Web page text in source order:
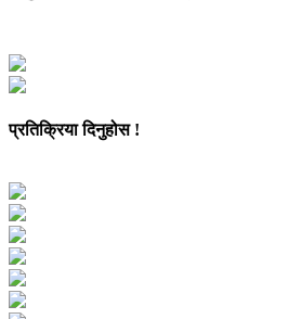
प्रतिक्रिया दिनुहोस !